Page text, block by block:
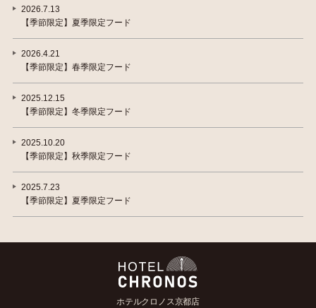
2026.7.13
【季節限定】夏季限定フード
2026.4.21
【季節限定】春季限定フード
2025.12.15
【季節限定】冬季限定フード
2025.10.20
【季節限定】秋季限定フード
2025.7.23
【季節限定】夏季限定フード
ホテルクロノス京都店